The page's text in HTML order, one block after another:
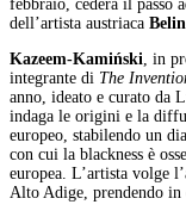
febbraio, cederà il passo
dell’artista austriaca
Kazeem-Kamiński, in
integrante di The
anno, ideato e curato da
indaga le origini e la
europeo, stabilendo un
con cui la blackness è
europea. L’artista volge
Alto Adige, prendendo in